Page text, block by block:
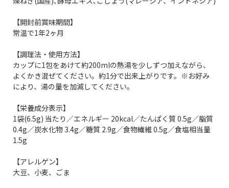
【開封前賞味期間】
常温で1年2ヶ月
【調理法・使用方法】
カップに1包をあけて約200mlの熱湯を少しずつ加えながら、
よくかき混ぜてください。約1分で出来上がりです。※お好み
により、湯の量を加減してください。
【栄養成分表示】
1袋(6.5g) 当たり／エネルギー 20kcal／たんぱく質 0.5g／脂質
0.4g／炭水化物 3.4g／糖質 2.9g／食物繊維 0.5g／食塩相当量
1.5g
【アレルゲン】
大豆、小麦、ごま